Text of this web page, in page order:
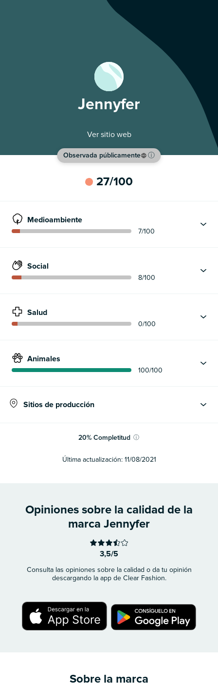
Jennyfer
Ver sitio web
Observada públicamente ⓘ
27/100
Medioambiente
7/100
Social
8/100
Salud
0/100
Animales
100/100
Sitios de producción
20%Completitud ⓘ
Última actualización: 11/08/2021
Opiniones sobre la calidad de la
marca Jennyfer
3,5/5
Consulta las opiniones sobre la calidad o da tu opinión
descargando la app de Clear Fashion.
Sobre la marca